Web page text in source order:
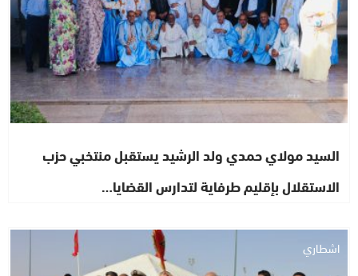
السيد مولاي حمدي ولد الرشيد يستقبل منتخبي حزب
الاستقلال بإقليم طرفاية لتدارس القضايا…
اشطاري